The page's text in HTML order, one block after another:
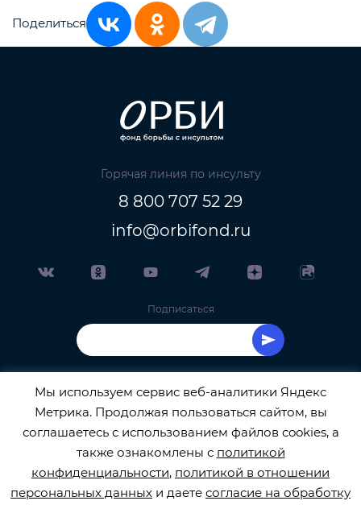
Поделиться
Горячая линия по инсульту
8 800 707 52 29
info@orbifond.ru
Подписаться
ОФИЦИАЛЬНЫЙ ОПЕРАТОР ОБРАБОТКИ
ПЕРСОНАЛЬНЫХ ДАННЫХ РЕГИСТРАЦИОННЫЙ
НОМЕР 77-22-133540
Мы используем сервис веб-аналитики Яндекс
Метрика. Продолжая пользоваться сайтом, вы
соглашаетесь с использованием файлов cookies, а
также ознакомлены с политикой
конфиденциальности, политикой в отношении
персональных данных и даете согласие на обработку